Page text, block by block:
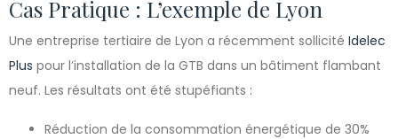
Cas Pratique : L’exemple de Lyon
Une entreprise tertiaire de Lyon a récemment sollicité Idelec
Plus pour l’installation de la GTB dans un bâtiment flambant
neuf. Les résultats ont été stupéfiants :
Réduction de la consommation énergétique de 30%